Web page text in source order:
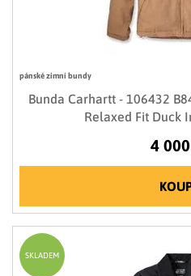
pánské zimní bundy
Bunda Carhartt - 106432
Relaxed Fit Duck
4
SKLADEM